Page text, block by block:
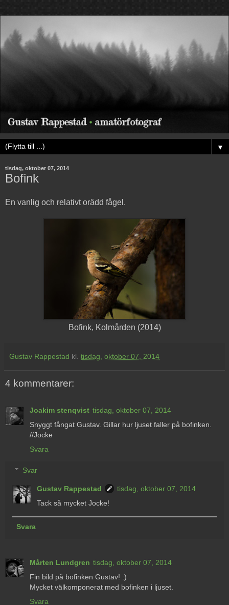
▼
tisdag, oktober 07, 2014
Bofink
En vanlig och relativt orädd fågel.
Bofink, Kolmården (2014)
Gustav Rappestad kl. tisdag, oktober 07, 2014
4 kommentarer:
Joakim stenqvist tisdag, oktober 07, 2014
Snyggt fångat Gustav. Gillar hur ljuset faller på bofinken.
//Jocke
Svara
Svar
Gustav Rappestad
tisdag, oktober 07, 2014
Tack så mycket Jocke!
Svara
Mårten Lundgren tisdag, oktober 07, 2014
Fin bild på bofinken Gustav! :)
Mycket välkomponerat med bofinken i ljuset.
Svara